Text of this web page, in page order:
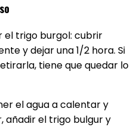
el trigo burgol: cubrir
y dejar una 1/2 hora. Si
tiene que quedar lo
el agua a calentar y
añadir el trigo bulgur y